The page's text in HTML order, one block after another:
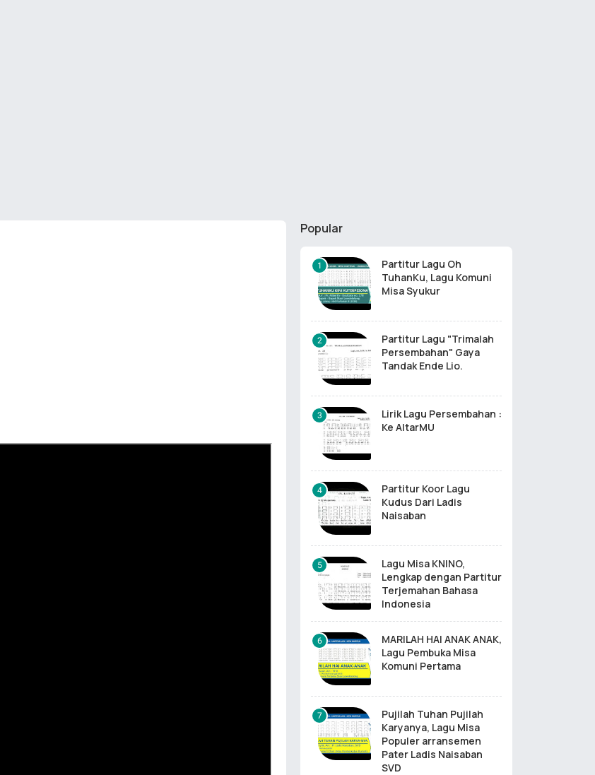
Popular
Partitur Lagu Oh
TuhanKu, Lagu Komuni
Misa Syukur
Partitur Lagu "Trimalah
Persembahan" Gaya
Tandak Ende Lio.
Lirik Lagu Persembahan :
Ke AltarMU
Partitur Koor Lagu
Kudus Dari Ladis
Naisaban
Lagu Misa KNINO,
Lengkap dengan Partitur
Terjemahan Bahasa
Indonesia
MARILAH HAI ANAK ANAK,
Lagu Pembuka Misa
Komuni Pertama
Pujilah Tuhan Pujilah
Karyanya, Lagu Misa
Populer arransemen
Pater Ladis Naisaban
SVD